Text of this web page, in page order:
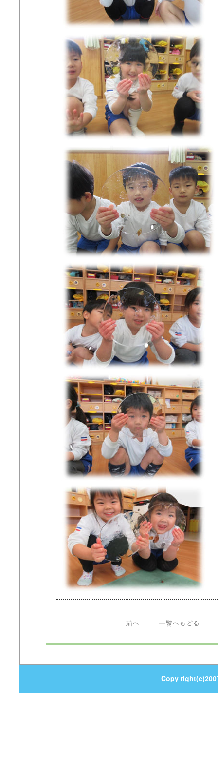
前へ 一覧へもどる
Copy